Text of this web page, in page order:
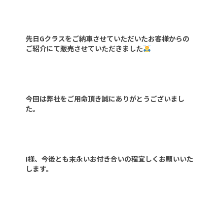
先日Gクラスをご納車させていただいたお客様からの
ご紹介にて販売させていただきました
今回は弊社をご用命頂き誠にありがとうございまし
た。
I様、今後とも末永いお付き合いの程宜しくお願いいた
します。